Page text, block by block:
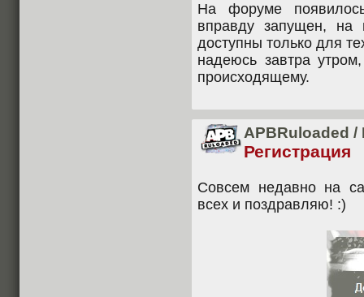
На форуме
вправду запущен, на
доступны только для
надеюсь завтра
происходящему.
APBRuloaded /
Регистрация
Совсем недавно на
всех и поздравляю! :)